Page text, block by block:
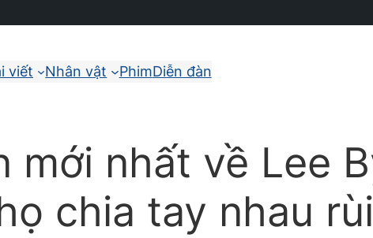
viết Nhân vật PhimDiễn đàn
mới nhất về Lee
chia tay nhau